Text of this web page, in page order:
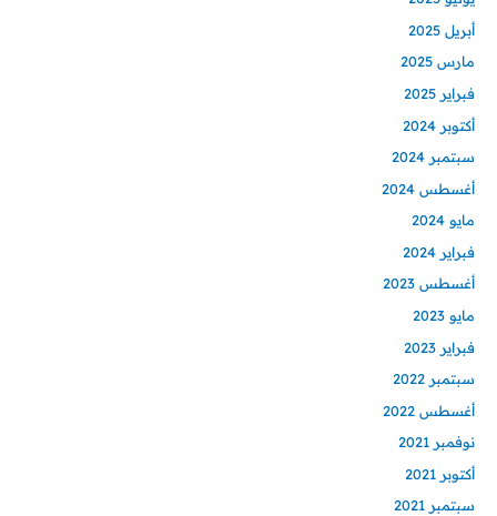
أبريل 2025
مارس 2025
فبراير 2025
أكتوبر 2024
سبتمبر 2024
أغسطس 2024
مايو 2024
فبراير 2024
أغسطس 2023
مايو 2023
فبراير 2023
سبتمبر 2022
أغسطس 2022
نوفمبر 2021
أكتوبر 2021
سبتمبر 2021